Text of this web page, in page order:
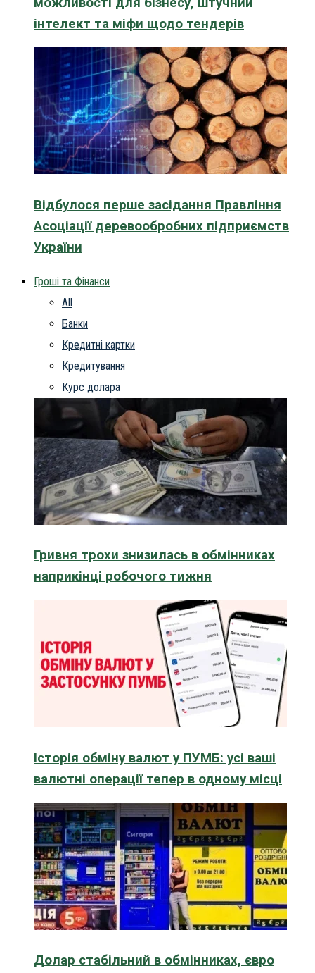
інтелект та міфи щодо тендерів
Відбулося перше засідання Правління
Асоціації деревообробних підприємств
України
Гроші та Фінанси
All
Банки
Кредитні картки
Кредитування
Курс долара
Гривня трохи знизилась в обмінниках
наприкінці робочого тижня
Історія обміну валют у ПУМБ: усі ваші
валютні операції тепер в одному місці
Долар стабільний в обмінниках, євро